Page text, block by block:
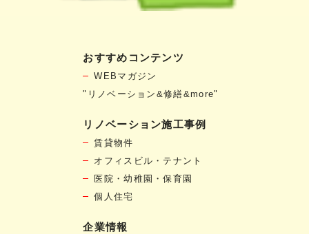
おすすめコンテンツ
WEBマガジン
"リノベーション&修繕&more"
リノベーション施工事例
賃貸物件
オフィスビル・テナント
医院・幼稚園・保育園
個人住宅
企業情報